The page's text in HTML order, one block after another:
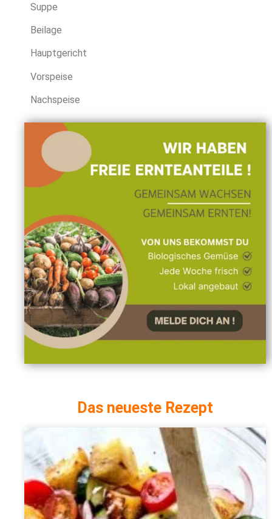
Suppe
Beilage
Hauptgericht
Vorspeise
Nachspeise
Das neueste Rezept